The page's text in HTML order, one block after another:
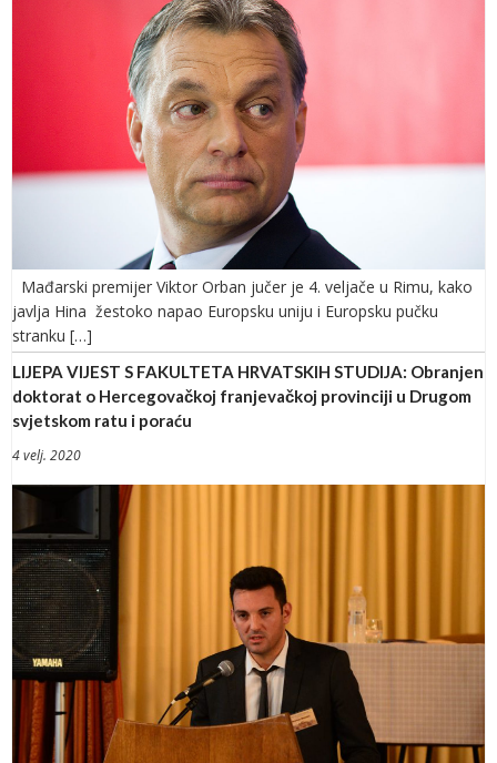
Mađarski premijer Viktor Orban jučer je 4. veljače u Rimu, kako
javlja Hina žestoko napao Europsku uniju i Europsku pučku
stranku […]
LIJEPA VIJEST S FAKULTETA HRVATSKIH STUDIJA: Obranjen
doktorat o Hercegovačkoj franjevačkoj provinciji u Drugom
svjetskom ratu i poraću
4 velj. 2020